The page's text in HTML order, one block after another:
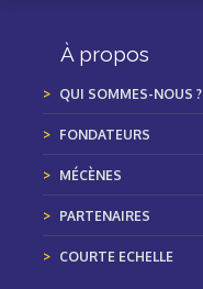
À propos
QUI SOMMES-NOUS ?
FONDATEURS
MÉCÈNES
PARTENAIRES
COURTE ECHELLE